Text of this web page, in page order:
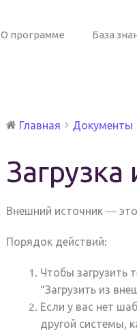
О программе База
Главная Документы
Внешний источник— это
Порядок действий:
Чтобы загрузить
“Загрузить из
Если у вас нет
другой системы,